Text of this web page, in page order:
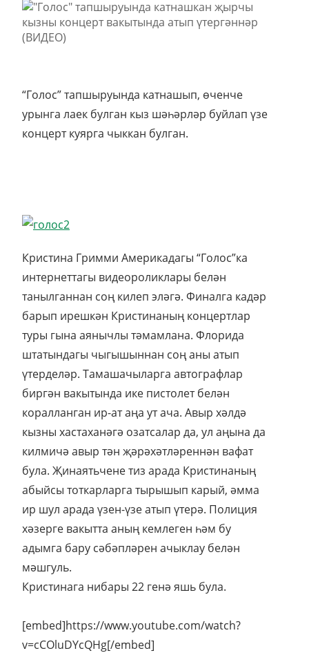
“Голос” тапшыруында катнашып, өченче
урынга лаек булган кыз шәһәрләр буйлап үзе
концерт куярга чыккан булган.
Кристина Гримми Америкадагы “Голос”ка
интернеттагы видеороликлары белән
танылганнан соң килеп эләгә. Финалга кадәр
барып ирешкән Кристинаның концертлар
туры гына аянычлы тәмамлана. Флорида
штатындагы чыгышыннан соң аны атып
үтерделәр. Тамашачыларга автографлар
биргән вакытында ике пистолет белән
коралланган ир-ат аңа ут ача. Авыр хәлдә
кызны хастаханәгә озатсалар да, ул аңына да
килмичә авыр тән җәрәхәтләреннән вафат
була. Җинаятьчене тиз арада Кристинаның
абыйсы тоткарларга тырышып карый, әмма
ир шул арада үзен-үзе атып үтерә. Полиция
хәзерге вакытта аның кемлеген һәм бу
адымга бару сәбәпләрен ачыклау белән
мәшгуль.
Кристинага нибары 22 генә яшь була.
[embed]https://www.youtube.com/watch?
v=cCOluDYcQHg[/embed]